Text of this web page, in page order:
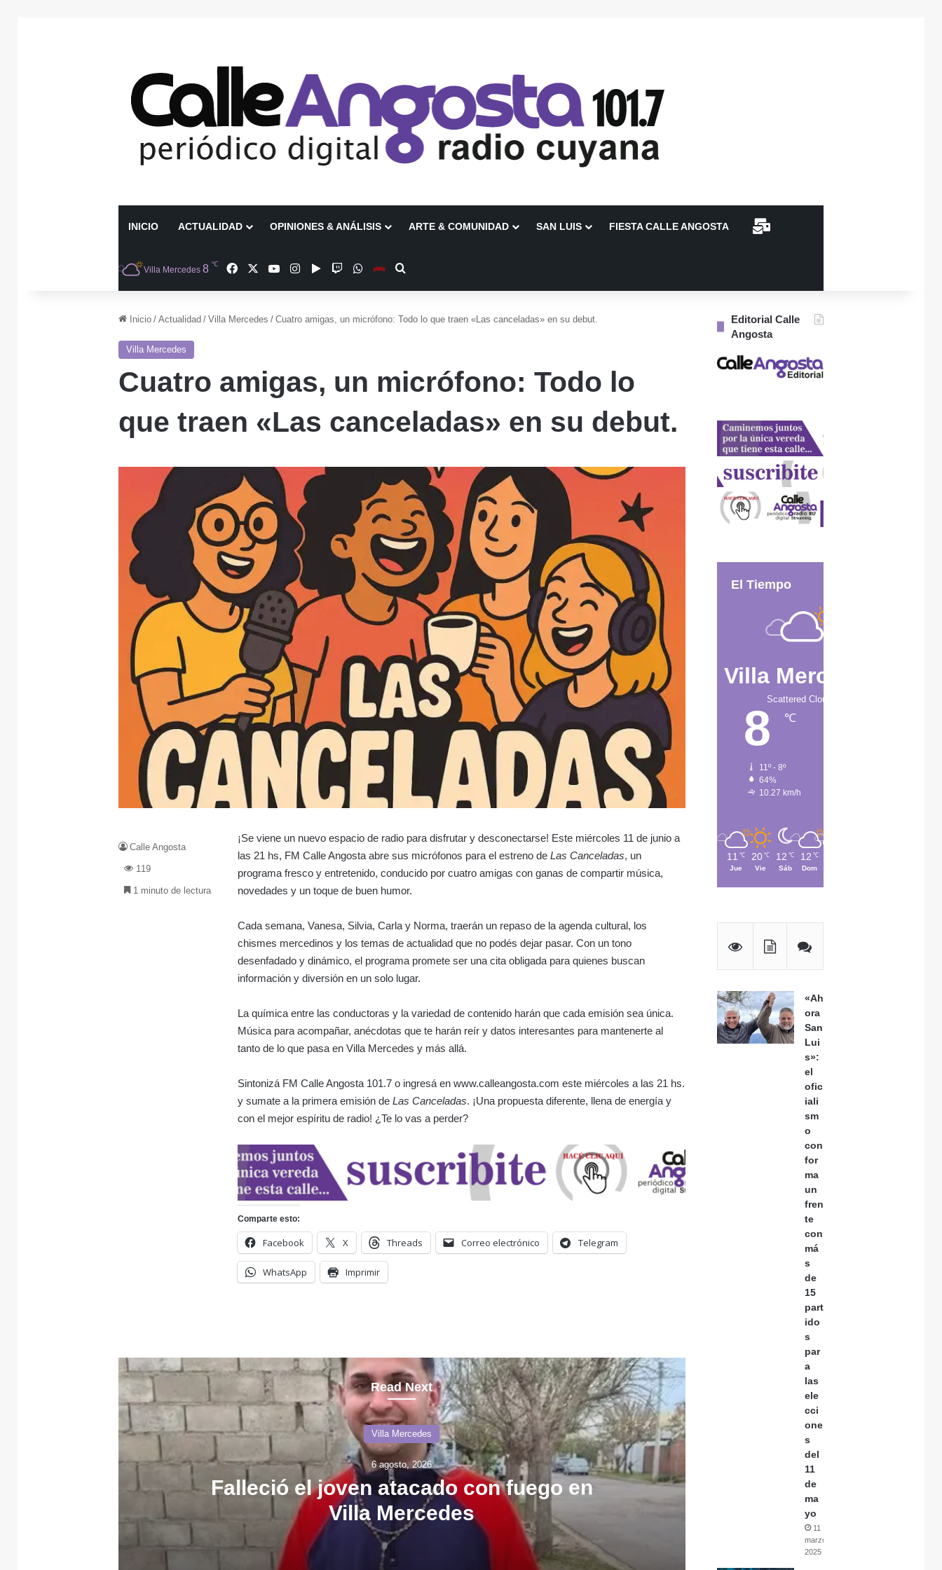
INICIO ACTUALIDAD OPINIONES & ANÁLISIS ARTE & COMUNIDAD SAN LUIS FIESTA CALLE ANGOSTA CONTACTO
Villa Mercedes 8 ℃ FacebookYouTubeInstagramGoogle Play
TwitchWhatsAppEscuchanos en Vivo
Inicio / Actualidad / Villa Mercedes / Cuatro amigas, un micrófono: Todo lo que traen «Las canceladas» en su debut.
Villa Mercedes
Cuatro amigas, un micrófono: Todo lo
que traen «Las canceladas» en su debut.
¡Se viene un nuevo espacio de radio para disfrutar y desconectarse! Este miércoles 11 de junio a
las 21 hs, FM Calle Angosta abre sus micrófonos para el estreno deLas Canceladas, un
programa fresco y entretenido, conducido por cuatro amigas con ganas de compartir música,
novedades y un toque de buen humor.
Cada semana, Vanesa, Silvia, Carla y Norma, traerán un repaso de la agenda cultural, los
chismes mercedinos y los temas de actualidad que no podés dejar pasar. Con un tono
desenfadado y dinámico, el programa promete ser una cita obligada para quienes buscan
información y diversión en un solo lugar.
La química entre las conductoras y la variedad de contenido harán que cada emisión sea única.
Música para acompañar, anécdotas que te harán reír y datos interesantes para mantenerte al
tanto de lo que pasa en Villa Mercedes y más allá.
Sintonizá FM Calle Angosta 101.7 o ingresá en www.calleangosta.com este miércoles a las 21 hs.
y sumate a la primera emisión deLas Canceladas. ¡Una propuesta diferente, llena de energía y
con el mejor espíritu de radio! ¿Te lo vas a perder?
Comparte esto:
Facebook X Threads Correo electrónico Telegram
WhatsApp Imprimir
Calle Angosta
119
1 minuto de lectura
Read Next
Villa Mercedes
6 agosto, 2026
Falleció el joven atacado con fuego en
Villa Mercedes
Editorial Calle
Angosta
El Tiempo
Villa Mercedes
Scattered Clouds
8 ℃
11º - 8º
64%
10.27 km/h
11 ℃
Jue
20 ℃
Vie
12 ℃
Sáb
12 ℃
Dom
«Ah
ora
San
Lui
s»:
el
ofic
iali
sm
o
con
for
ma
un
fren
te
con
má
s
de
15
part
ido
s
par
a
las
ele
cci
one
s
del
11
de
ma
yo
11
marzo,
2025